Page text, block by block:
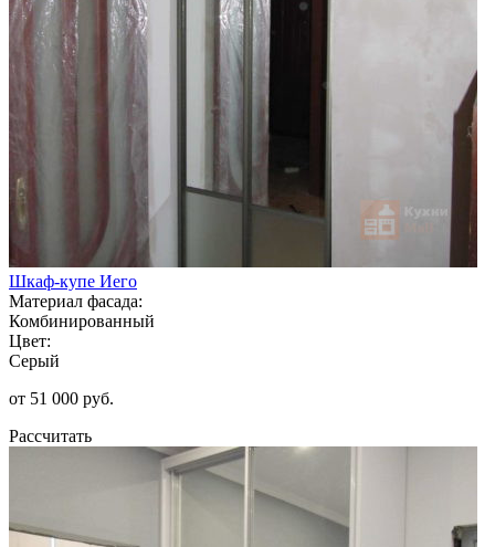
Шкаф-купе Иего
Материал фасада:
Комбинированный
Цвет:
Серый
от 51 000 руб.
Рассчитать